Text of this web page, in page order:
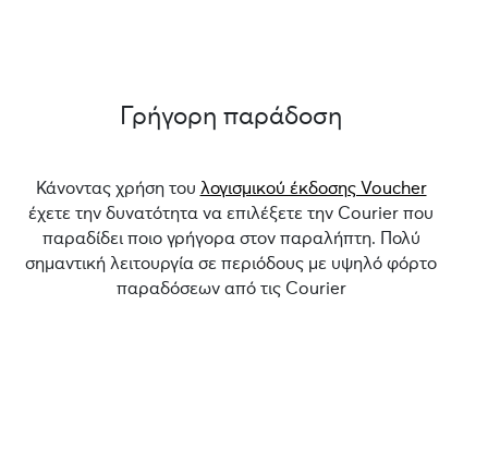
Γρήγορη παράδοση
Κάνοντας χρήση του λογισμικού έκδοσης Voucher
έχετε την δυνατότητα να επιλέξετε την Courier που
παραδίδει ποιο γρήγορα στον παραλήπτη. Πολύ
σημαντική λειτουργία σε περιόδους με υψηλό φόρτο
παραδόσεων από τις Courier